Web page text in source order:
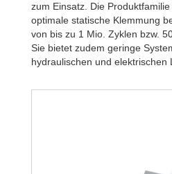
zum Einsatz. Die
optimale statische Klemmung
von bis zu 1 Mio. Zyklen bzw.
Sie bietet zudem geringe
hydraulischen und elektrischen